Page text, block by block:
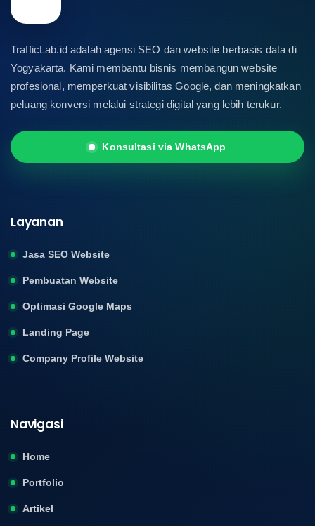
TrafficLab.id adalah agensi SEO dan website berbasis data di
Yogyakarta. Kami membantu bisnis membangun website
profesional, memperkuat visibilitas Google, dan meningkatkan
peluang konversi melalui strategi digital yang lebih terukur.
Konsultasi via WhatsApp
Layanan
Jasa SEO Website
Pembuatan Website
Optimasi Google Maps
Landing Page
Company Profile Website
Navigasi
Home
Portfolio
Artikel